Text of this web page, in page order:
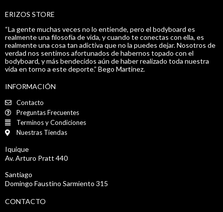
ERIZOS STORE
“La gente muchas veces no lo entiende, pero el bodyboard es
realmente una filosofía de vida, y cuando te conectas con ella, es
realmente una cosa tan adictiva que no la puedes dejar. Nosotros de
verdad nos sentimos afortunados de habernos topado con el
bodyboard, y más bendecidos aún de haber realizado toda nuestra
vida en torno a este deporte.” Bego Martinez.
INFORMACIÓN
Contacto
Preguntas Frecuentes
Terminos y Condiciones
Nuestras Tiendas
Iquique
Av. Arturo Pratt 440
Santiago
Domingo Faustino Sarmiento 315
CONTACTO